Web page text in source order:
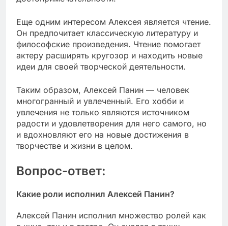
Еще одним интересом Алексея является чтение.
Он предпочитает классическую литературу и
философские произведения. Чтение помогает
актеру расширять кругозор и находить новые
идеи для своей творческой деятельности.
Таким образом, Алексей Панин — человек
многогранный и увлеченный. Его хобби и
увлечения не только являются источником
радости и удовлетворения для него самого, но
и вдохновляют его на новые достижения в
творчестве и жизни в целом.
Вопрос-ответ:
Какие роли исполнил Алексей Панин?
Алексей Панин исполнил множество ролей как